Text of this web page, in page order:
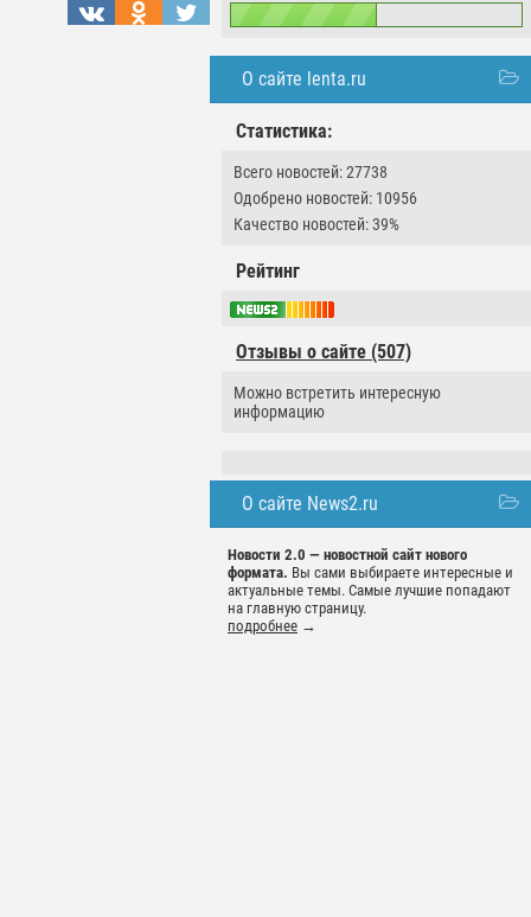
О сайте lenta.ru
Статистика:
Всего новостей: 27738
Одобрено новостей: 10956
Качество новостей: 39%
Рейтинг
Отзывы о сайте (507)
Можно встретить интересную
информацию
О сайте News2.ru
Новости 2.0 — новостной сайт нового
формата. Вы сами выбираете интересные и
актуальные темы. Самые лучшие попадают
на главную страницу.
подробнее →